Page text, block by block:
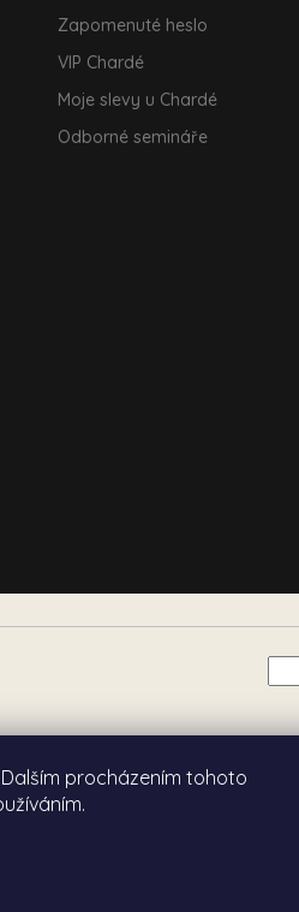
procházením tohoto
Zapomenuté heslo
VIP Chardé
Moje slevy u Chardé
Odborné semináře